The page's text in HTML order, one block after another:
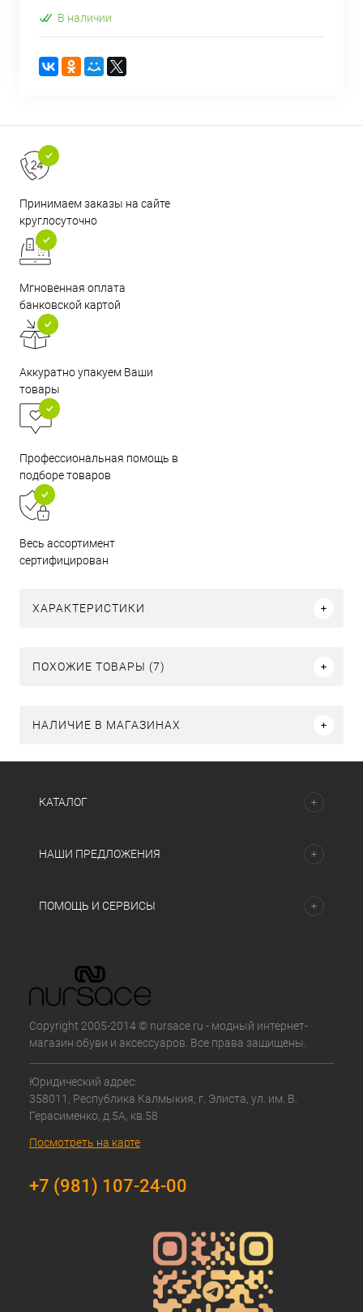
В наличии
Принимаем заказы на сайте
круглосуточно
Мгновенная оплата
банковской картой
Аккуратно упакуем Ваши
товары
Профессиональная помощь в
подборе товаров
Весь ассортимент
сертифицирован
ХАРАКТЕРИСТИКИ
ПОХОЖИЕ ТОВАРЫ (7)
НАЛИЧИЕ В МАГАЗИНАХ
КАТАЛОГ
НАШИ ПРЕДЛОЖЕНИЯ
ПОМОЩЬ И СЕРВИСЫ
Copyright 2005-2014 © nursace.ru - модный интернет-
магазин обуви и аксессуаров. Все права защищены.
Юридический адрес:
358011, Республика Калмыкия, г. Элиста, ул. им. В.
Герасименко, д.5А, кв.58
Посмотреть на карте
+7 (981) 107-24-00